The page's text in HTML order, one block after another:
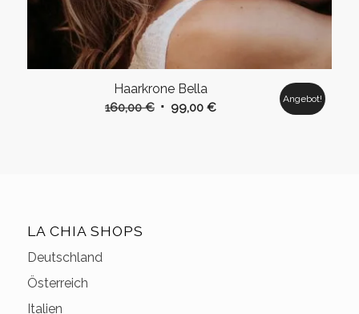
Haarkrone Bella
160,00€ Ursprünglicher
99,00 €Aktueller
Angebot!
LA CHIA SHOPS
Deutschland
Österreich
Italien